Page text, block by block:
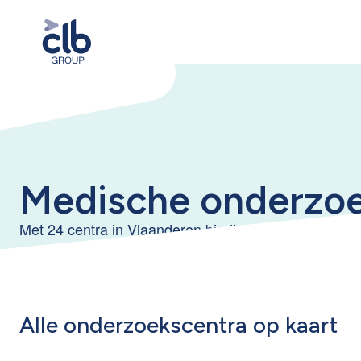
Medische
Met 24 centra in Vlaanderen biedt CLB Group een
Alle onderzoekscentra op kaart